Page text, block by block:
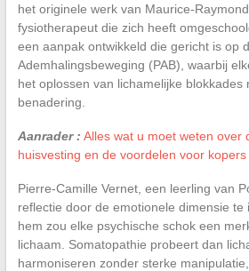
het originele werk van Maurice-
fysiotherapeut die zich heeft
een aanpak ontwikkeld die gericht is op
Ademhalingsbeweging (PAB), waarbij
het oplossen van lichamelijke blokkades
benadering.
Aanrader : Alles wat u moet weten over
huisvesting en de voordelen voor kopers
Pierre-Camille Vernet, een leerling van
reflectie door de emotionele dimensie te
hem zou elke psychische schok een
lichaam. Somatopathie probeert dan
harmoniseren zonder sterke